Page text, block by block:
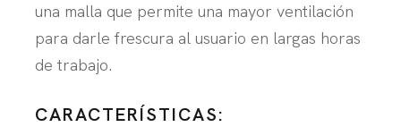
una malla que permite una mayor ventilación
para darle frescura al usuario en largas horas
de trabajo.
CARACTERÍSTICAS: